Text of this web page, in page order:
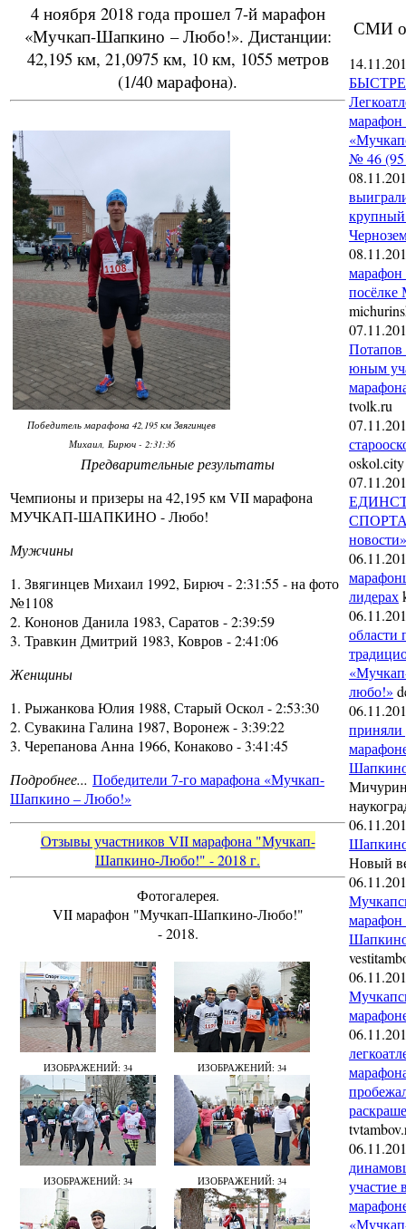
4 ноября 2018 года прошел 7-й марафон
«Мучкап-Шапкино – Любо!». Дистанции:
42,195 км, 21,0975 км, 10 км, 1055 метров
(1/40 марафона).
Победитель марафона 42,195 км Звягинцев
Михаил, Бирюч - 2:31:36
Предварительные результаты
Чемпионы и призеры на 42,195 км VII марафона
МУЧКАП-ШАПКИНО - Любо!
Мужчины
1. Звягинцев Михаил 1992, Бирюч - 2:31:55 - на фото
№1108
2. Кононов Данила 1983, Саратов - 2:39:59
3. Травкин Дмитрий 1983, Ковров - 2:41:06
Женщины
1. Рыжанкова Юлия 1988, Старый Оскол - 2:53:30
2. Сувакина Галина 1987, Воронеж - 3:39:22
3. Черепанова Анна 1966, Конаково - 3:41:45
Подробнее... Победители 7-го марафона «Мучкап-
Шапкино – Любо!»
Отзывы участников VII марафона "Мучкап-
Шапкино-Любо!" - 2018 г.
Фотогалерея.
VIIмарафон "Мучкап-Шапкино-Любо!"
- 2018.
ИЗОБРАЖЕНИЙ: 34 ИЗОБРАЖЕНИЙ: 34
ИЗОБРАЖЕНИЙ: 34 ИЗОБРАЖЕНИЙ: 34
СМИ о
марафон
№ 46
марафон
посёлке
Потапов
юным
tvolk.ru
oskol.city
лидерах
области
любо!»
приняли
Новый
участие